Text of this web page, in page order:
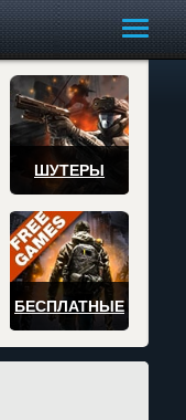
ШУТЕРЫ
БЕСПЛАТНЫЕ